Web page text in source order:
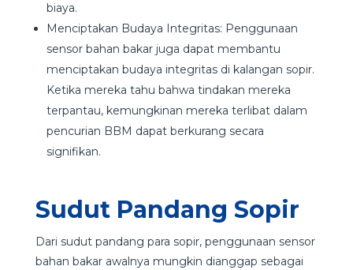
biaya.
Menciptakan Budaya Integritas: Penggunaan
sensor bahan bakar juga dapat membantu
menciptakan budaya integritas di kalangan sopir.
Ketika mereka tahu bahwa tindakan mereka
terpantau, kemungkinan mereka terlibat dalam
pencurian BBM dapat berkurang secara
signifikan.
Sudut Pandang Sopir
Dari sudut pandang para sopir, penggunaan sensor
bahan bakar awalnya mungkin dianggap sebagai